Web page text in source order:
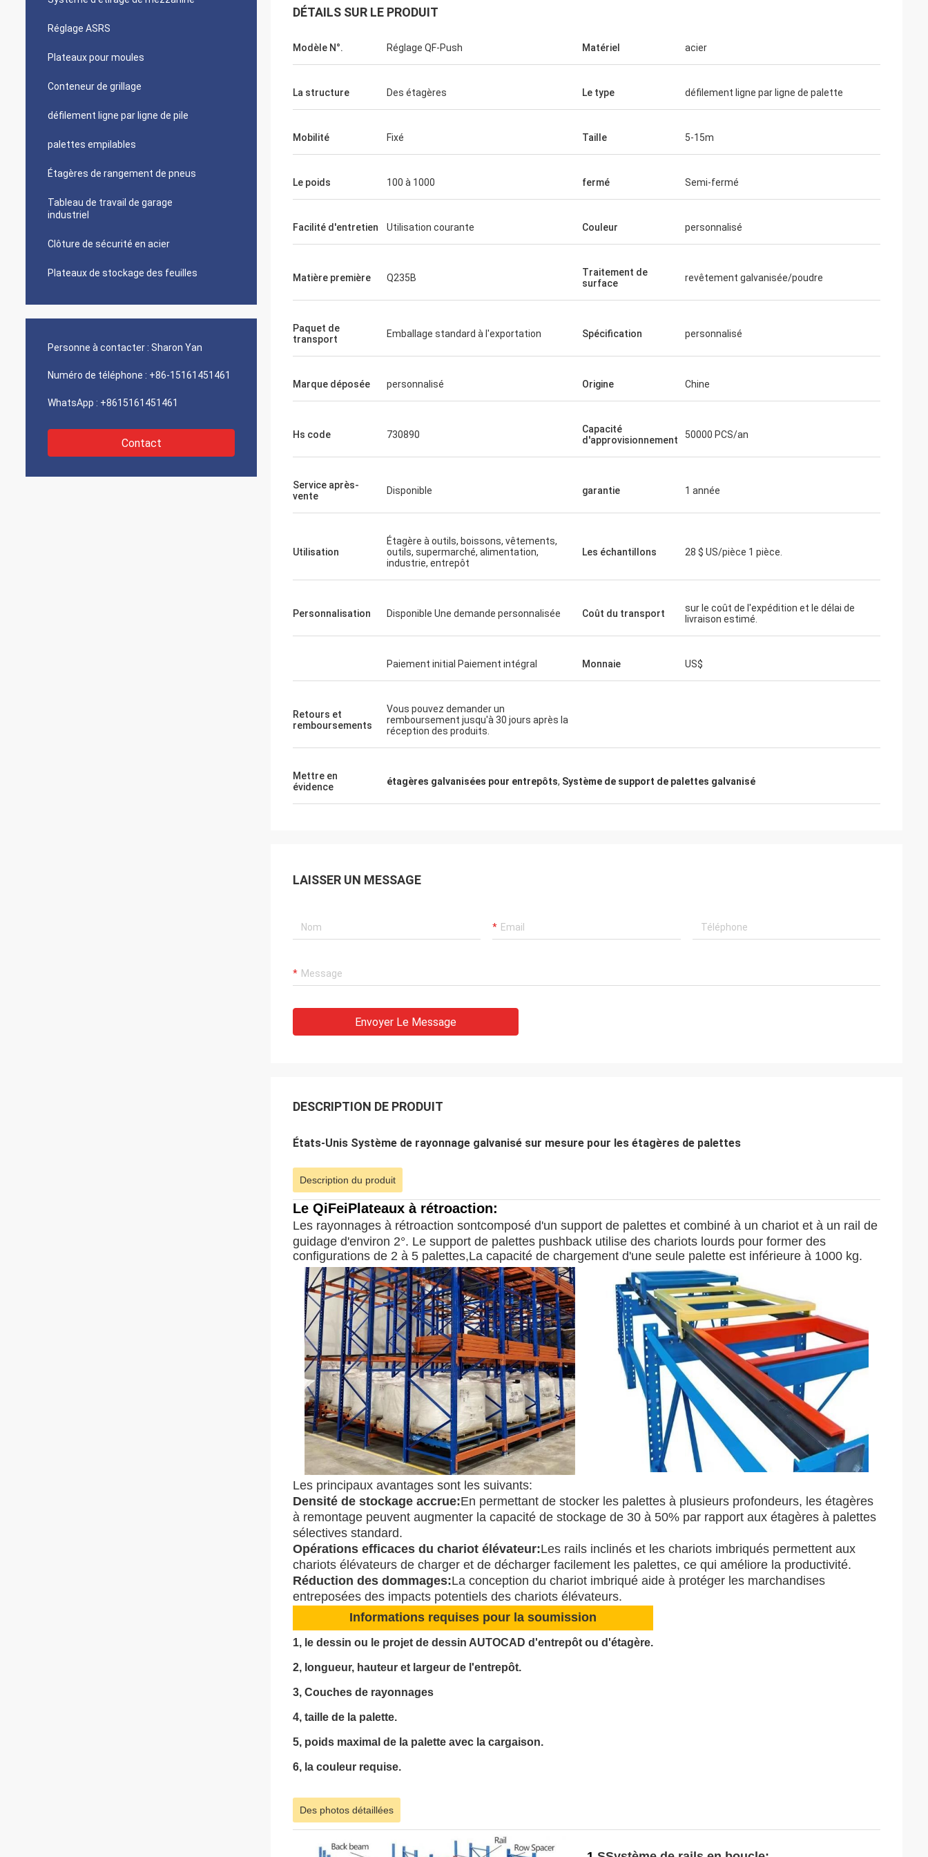
Réglage ASRS
Plateaux pour moules
Conteneur de grillage
défilement ligne par ligne de pile
palettes empilables
Étagères de rangement de pneus
Tableau de travail de garage
industriel
Clôture de sécurité en acier
Plateaux de stockage des feuilles
Personne à contacter : Sharon Yan
Numéro de téléphone : +86-15161451461
WhatsApp : +8615161451461
Contact
DÉTAILS SUR LE PRODUIT
Modèle N°. Réglage QF-Push Matériel acier
La structure Des étagères Le type défilement ligne par ligne de palette
Mobilité Fixé Taille 5-15m
Le poids 100 à 1000 fermé Semi-fermé
Facilité d'entretien Utilisation courante Couleur personnalisé
Matière première Q235B
Traitement de
surface
revêtement galvanisée/poudre
Paquet de
transport
Emballage standard à l'exportation Spécification personnalisé
Marque déposée personnalisé Origine Chine
Hs code 730890
Capacité
d'approvisionnement
50000 PCS/an
Service après-
vente
Disponible garantie 1 année
Utilisation
Étagère à outils, boissons, vêtements,
outils, supermarché, alimentation,
industrie, entrepôt
Les échantillons 28 $ US/pièce 1 pièce.
Personnalisation Disponible Une demande personnalisée Coût du transport
sur le coût de l'expédition et le délai de
livraison estimé.
Paiement initial Paiement intégral Monnaie US$
Retours et
remboursements
Vous pouvez demander un
remboursement jusqu'à 30 jours après la
réception des produits.
Mettre en
évidence
étagères galvanisées pour entrepôts, Système de support de palettes galvanisé
LAISSER UN MESSAGE
Envoyer Le Message
DESCRIPTION DE PRODUIT
États-Unis Système de rayonnage galvanisé sur mesure pour les étagères de palettes
Description du produit
Le QiFeiPlateaux à rétroaction:
Les rayonnages à rétroaction sontcomposé d'un support de palettes et combiné à un chariot et à un rail de
guidage d'environ 2°. Le support de palettes pushback utilise des chariots lourds pour former des
configurations de 2 à 5 palettes,La capacité de chargement d'une seule palette est inférieure à 1000 kg.
Les principaux avantages sont les suivants:
Densité de stockage accrue:En permettant de stocker les palettes à plusieurs profondeurs, les étagères
à remontage peuvent augmenter la capacité de stockage de 30 à 50% par rapport aux étagères à palettes
sélectives standard.
Opérations efficaces du chariot élévateur:Les rails inclinés et les chariots imbriqués permettent aux
chariots élévateurs de charger et de décharger facilement les palettes, ce qui améliore la productivité.
Réduction des dommages:La conception du chariot imbriqué aide à protéger les marchandises
entreposées des impacts potentiels des chariots élévateurs.
Informations requises pour la soumission
1, le dessin ou le projet de dessin AUTOCAD d'entrepôt ou d'étagère.
2, longueur, hauteur et largeur de l'entrepôt.
3, Couches de rayonnages
4, taille de la palette.
5, poids maximal de la palette avec la cargaison.
6, la couleur requise.
Des photos détaillées